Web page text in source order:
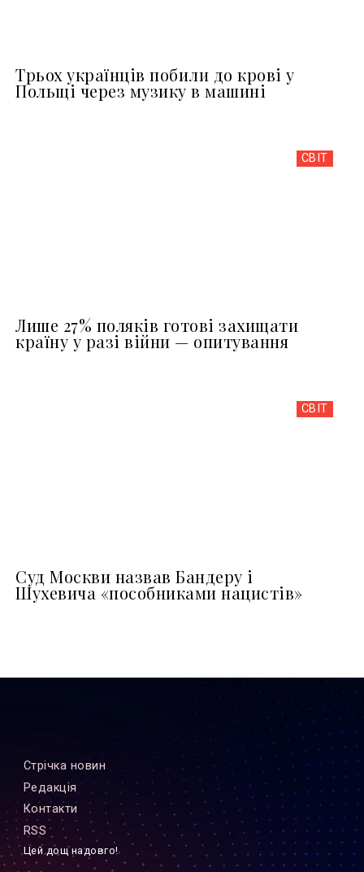
Трьох українців побили до крові у
Польщі через музику в машині
СВІТ
Лише 27% поляків готові захищати
країну у разі війни — опитування
СВІТ
Суд Москви назвав Бандеру і
Шухевича «пособниками нацистів»
Стрiчка новин
Редакцiя
Контакти
RSS
Цей дощ надовго!